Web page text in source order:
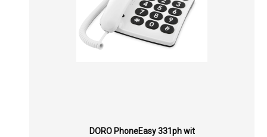
DORO PhoneEasy 331ph wit